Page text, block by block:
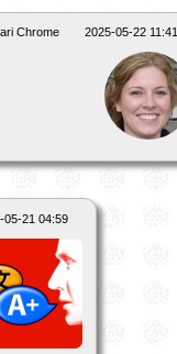
2025-05-22 11:41
Chrome
05-21 04:59